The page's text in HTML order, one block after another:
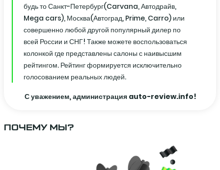
будь то Санкт-Петербург(Carvana, Автодрайв,
Mega cars), Москва(Автоград, Prime, Carro) или
совершенно любой другой популярный дилер по
всей России и СНГ! Также можете воспользоваться
колонкой где представлены салоны с наивысшим
рейтингом. Рейтинг формируется исключительно
голосованием реальных людей.
С уважением, администрация auto-review.info!
ПОЧЕМУ МЫ?